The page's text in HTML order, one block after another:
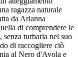
ragazza naturale
da Arianna
di comprendere le
senza turbarla nel suo
di raccogliere ciò
al Nero d'Avola e